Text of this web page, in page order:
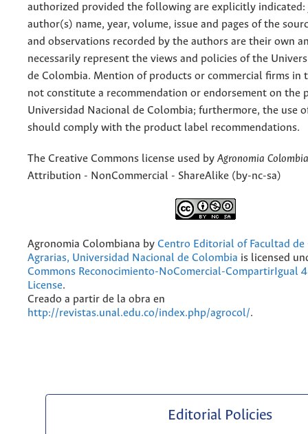
authorized provided the following are explicitly indicated:
author(s) name, year, volume, issue and pages of the
and observations recorded by the authors are their own
necessarily represent the views and policies of the
de Colombia. Mention of products or commercial firms in
not constitute a recommendation or endorsement on the
Universidad Nacional de Colombia; furthermore, the use
should comply with the product label recommendations.
The Creative Commons license used by Agronomia
Attribution - NonCommercial - ShareAlike (by-nc-sa)
Agronomia Colombiana by Centro Editorial of Facultad de
Agrarias, Universidad Nacional de Colombia is licensed
Commons Reconocimiento-NoComercial-CompartirIgual
License.
Creado a partir de la obra en
http://revistas.unal.edu.co/index.php/agrocol/.
Editorial Policies